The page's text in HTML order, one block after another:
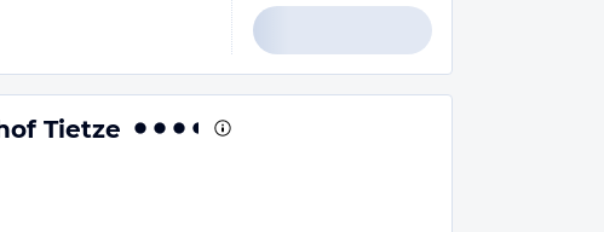
Tietze